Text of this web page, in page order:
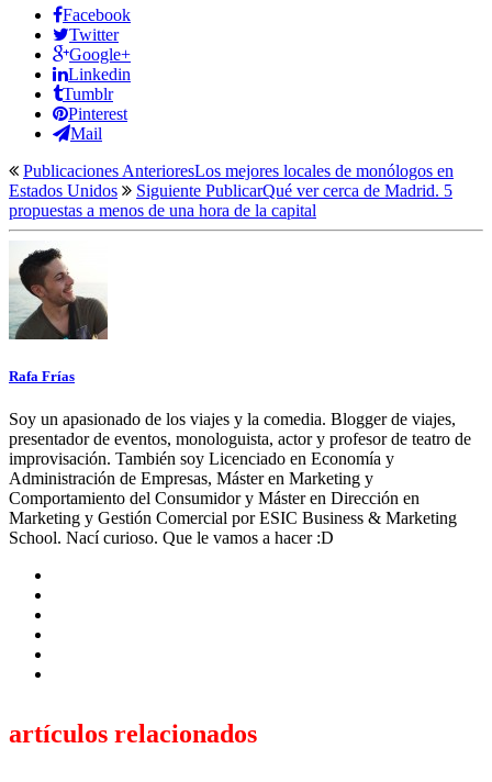
Facebook
Twitter
Google+
Linkedin
Tumblr
Pinterest
Mail
Publicaciones AnterioresLos mejores locales de monólogos en
Estados Unidos
Siguiente PublicarQué ver cerca de Madrid. 5
propuestas a menos de una hora de la capital
Rafa Frías
Soy un apasionado de los viajes y la comedia. Blogger de viajes,
presentador de eventos, monologuista, actor y profesor de teatro de
improvisación. También soy Licenciado en Economía y
Administración de Empresas, Máster en Marketing y
Comportamiento del Consumidor y Máster en Dirección en
Marketing y Gestión Comercial por ESIC Business & Marketing
School. Nací curioso. Que le vamos a hacer :D
artículos relacionados